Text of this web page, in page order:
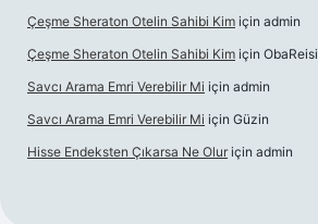
Çeşme Sheraton Otelin Sahibi Kim için admin
Çeşme Sheraton Otelin Sahibi Kim için ObaReisi
Savcı Arama Emri Verebilir Mi için admin
Savcı Arama Emri Verebilir Mi için Güzin
Hisse Endeksten Çıkarsa Ne Olur için admin